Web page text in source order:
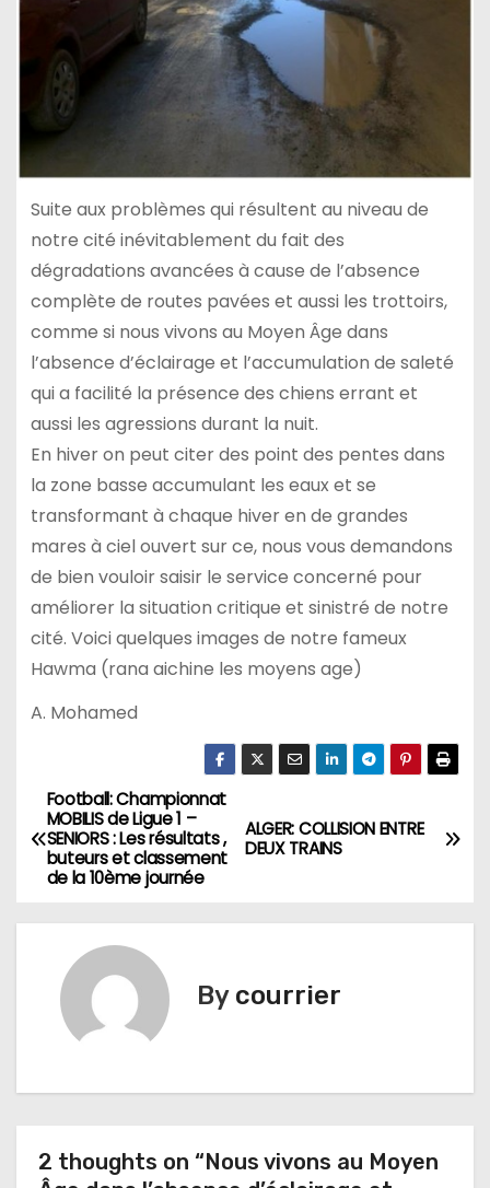
Suite aux problèmes qui résultent au niveau de
notre cité inévitablement du fait des
dégradations avancées à cause de l’absence
complète de routes pavées et aussi les trottoirs,
comme si nous vivons au Moyen Âge dans
l’absence d’éclairage et l’accumulation de saleté
qui a facilité la présence des chiens errant et
aussi les agressions durant la nuit.
En hiver on peut citer des point des pentes dans
la zone basse accumulant les eaux et se
transformant à chaque hiver en de grandes
mares à ciel ouvert sur ce, nous vous demandons
de bien vouloir saisir le service concerné pour
améliorer la situation critique et sinistré de notre
cité. Voici quelques images de notre fameux
Hawma (rana aichine les moyens age)
A. Mohamed
N
a
t
o
ALGER: COLLISION ENTRE
DEUX TRAINS
Football: Championnat
MOBILIS de Ligue 1 –
SENIORS : Les résultats ,
buteurs et classement
de la 10ème journée
By courrier
2 thoughts on “Nous vivons au Moyen